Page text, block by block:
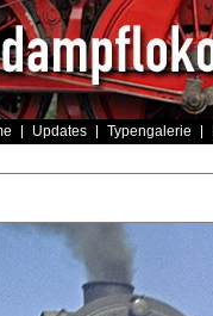
Updates Typengalerie